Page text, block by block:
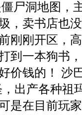
尸洞地图，
，卖书店也
刚刚开区，
到一本狗书
价钱的！ 沙
出产各种祖
是在目前玩